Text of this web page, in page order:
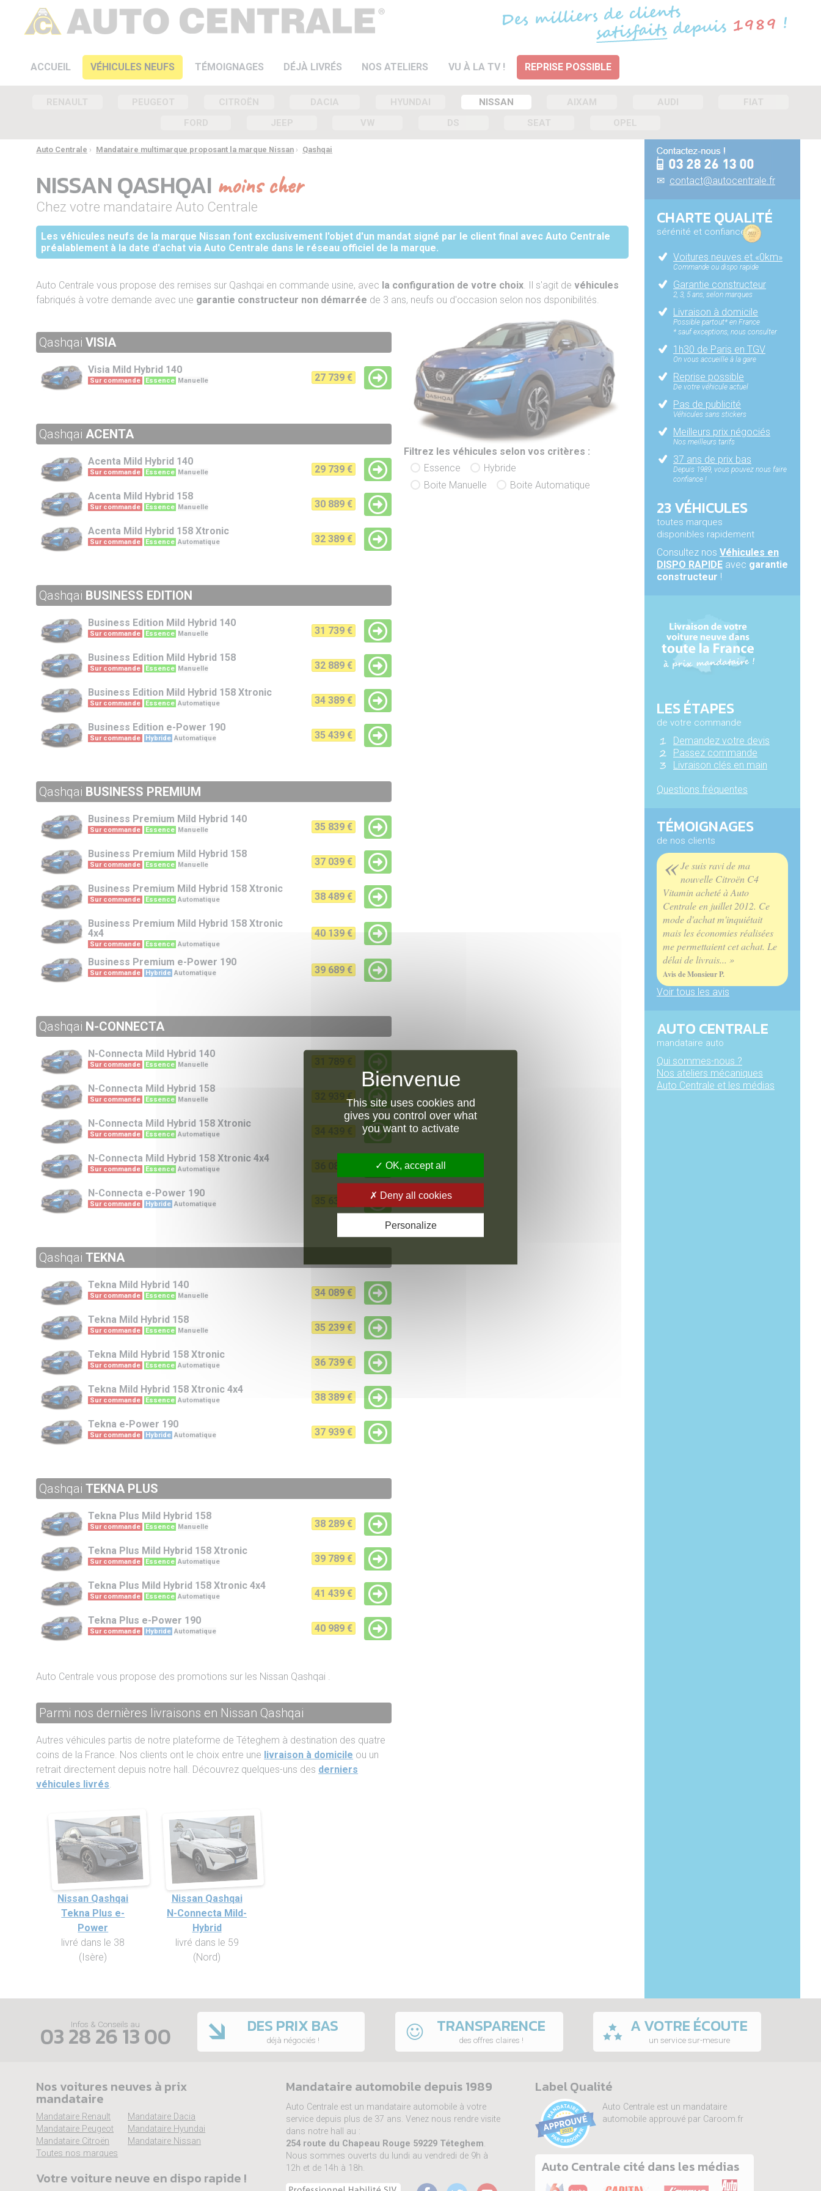
ACCUEIL VÉHICULES NEUFS TÉMOIGNAGES DÉJÀ LIVRÉS NOS ATELIERS VU À LA TV ! REPRISE POSSIBLE
RENAULT PEUGEOT CITROËN DACIA HYUNDAI NISSAN AIXAM AUDI
FIAT
FORD
JEEP VW DS SEAT OPEL
Auto Centrale › Mandataire multimarque proposant la marque Nissan › Qashqai
NISSAN QASHQAI moins cher
Chez votre mandataire Auto Centrale
Les véhicules neufs de la marque Nissan font exclusivement l'objet d'un mandat signé par le client final avec Auto Centrale
préalablement à la date d'achat via Auto Centrale dans le réseau officiel de la marque.
Auto Centrale vous propose des remises sur Qashqai en commande usine, avec la configuration de votre choix . Il s'agit devéhicules
fabriqués à votre demande avec une garantie constructeur non démarrée de 3 ans, neufs ou d'occasion selon nos dsponibilités.
Filtrez les véhicules selon vos critères :
Essence
Hybride
Boite Manuelle
Boite Automatique
QashqaiVISIA
Visia Mild Hybrid 140
Sur commande Essence Manuelle 27 739 €
Qashqai ACENTA
Acenta Mild Hybrid 140
Sur commande Essence Manuelle 29 739 €
Acenta Mild Hybrid 158
Sur commande Essence Manuelle 30 889 €
Acenta Mild Hybrid 158 Xtronic
Sur commande Essence Automatique 32 389 €
Qashqai BUSINESS EDITION
Business Edition Mild Hybrid 140
Sur commande Essence Manuelle 31 739 €
Business Edition Mild Hybrid 158
Sur commande Essence Manuelle 32 889 €
Business Edition Mild Hybrid 158 Xtronic
Sur commande Essence Automatique 34 389 €
Business Edition e-Power 190
Sur commande Hybride Automatique 35 439 €
Qashqai BUSINESS PREMIUM
Business Premium Mild Hybrid 140
Sur commande Essence Manuelle 35 839 €
Business Premium Mild Hybrid 158
Sur commande Essence Manuelle 37 039 €
Business Premium Mild Hybrid 158 Xtronic
Sur commande Essence Automatique 38 489 €
Business Premium Mild Hybrid 158 Xtronic
4x4
Sur commande Essence Automatique
40 139 €
Business Premium e-Power 190
Sur commande Hybride Automatique 39 689 €
Qashqai N-CONNECTA
N-Connecta Mild Hybrid 140
Sur commande Essence Manuelle
N-Connecta Mild Hybrid 158
Sur commande Essence Manuelle 32 939 €
N-Connecta Mild Hybrid 158 Xtronic
Sur commande Essence Automatique
N-Connecta Mild Hybrid 158 Xtronic 4x4
Sur commande Essence Automatique
N-Connecta e-Power 190
Sur commande Hybride Automatique
QashqaiTEKNA
Tekna Mild Hybrid 140
Sur commande Essence Manuelle 34 089 €
Tekna Mild Hybrid 158
Sur commande Essence Manuelle 35 239 €
Tekna Mild Hybrid 158 Xtronic
Sur commande Essence Automatique 36 739 €
Tekna Mild Hybrid 158 Xtronic 4x4
Sur commande Essence Automatique 38 389 €
Tekna e-Power 190
Sur commande Hybride Automatique 37 939 €
QashqaiTEKNA PLUS
Tekna Plus Mild Hybrid 158
Sur commande Essence Manuelle 38 289 €
Tekna Plus Mild Hybrid 158 Xtronic
Sur commande Essence Automatique 39 789 €
Tekna Plus Mild Hybrid 158 Xtronic 4x4
Sur commande Essence Automatique 41 439 €
Tekna Plus e-Power 190
Sur commande Hybride Automatique 40 989 €
Auto Centrale vous propose des promotions sur les Nissan Qashqai .
Parmi nos dernières livraisons en Nissan Qashqai
Autres véhicules partis de notre plateforme de Téteghem à destination des quatre
coins de la France. Nos clients ont le choix entre une livraison à domicile ou un
retrait directement depuis notre hall. Découvrez quelques-uns des derniers
véhicules livrés
Nissan Qashqai
Tekna Plus e-
Power
livré dans le 38
(Isère)
Nissan Qashqai
N-Connecta Mild-
Hybrid
livré dans le 59
(Nord)
✉ contact@autocentrale.fr
CHARTE QUALITÉ
sérénité et confiance
Voitures neuves et «0km»
Commande ou dispo rapide
Garantie constructeur
2, 3, 5 ans, selon marques
Livraison à domicile
Possible partout* en France
* sauf exceptions, nous consulter
1h30 de Paris en TGV
On vous accueille à la gare
Reprise possible
De votre véhicule actuel
Pas de publicité
Véhicules sans stickers
Meilleurs prix négociés
Nos meilleurs tarifs
37 ans de prix bas
Depuis 1989, vous pouvez nous faire
confiance !
23 VÉHICULES
toutes marques
disponibles rapidement
Consultez nosVéhicules en
DISPO RAPIDE avec garantie
constructeur !
LES ÉTAPES
de votre commande
Demandez votre devis
Passez commande
Livraison clés en main
Questions fréquentes
TÉMOIGNAGES
de nos clients
« Je suis ravi de ma
nouvelle Citroën C4
Vitamin acheté à Auto
Centrale en juillet 2012. Ce
mode d'achat m'inquiétait
mais les économies réalisées
me permettaient cet achat. Le
délai de livrais... »
Avis de Monsieur P.
Voir tous les avis
AUTO CENTRALE
mandataire auto
Qui sommes-nous ?
Nos ateliers mécaniques
Auto Centrale et les médias
Infos & Conseils au
03 28 26 13 00 DES PRIX BAS
déjà négociés !
TRANSPARENCE
des offres claires !
A VOTRE ÉCOUTE
un service sur-mesure
Nos voitures neuves à prix
mandataire
Mandataire Renault
Mandataire Peugeot
Mandataire Citroën
Toutes nos marques
Mandataire Dacia
Mandataire Hyundai
Mandataire Nissan
Votre voiture neuve en dispo rapide !
Mandataire automobile depuis 1989
Auto Centrale est un mandataire automobile à votre
service depuis plus de 37 ans. Venez nous rendre visite
dans notre hall au :
254 route du Chapeau Rouge 59229 Téteghem.
Nous sommes ouverts du lundi au vendredi de 9h à
12h et de 14h à 18h.
Label Qualité
Auto Centrale est un mandataire
automobile approuvé par Caroom.fr
Auto Centrale cité dans les médias
This site uses cookies and
gives you control over what
you want to activate
OK, accept all
Deny all cookies
Personalize